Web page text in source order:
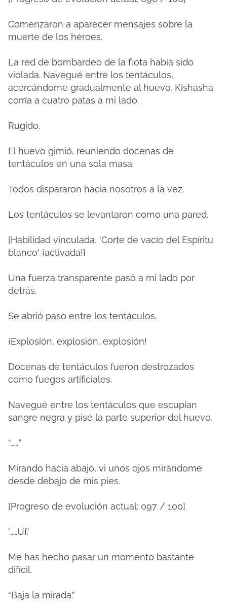
Comenzaron a aparecer mensajes sobre la
muerte de los héroes.
La red de bombardeo de la flota había sido
violada. Navegué entre los tentáculos,
acercándome gradualmente al huevo. Kishasha
corría a cuatro patas a mi lado.
Rugido.
El huevo gimió, reuniendo docenas de
tentáculos en una sola masa.
Todos dispararon hacia nosotros a la vez.
Los tentáculos se levantaron como una pared.
[Habilidad vinculada, 'Corte de vacío del Espíritu
blanco' ¡activada!]
Una fuerza transparente pasó a mi lado por
detrás.
Se abrió paso entre los tentáculos.
¡Explosión, explosión, explosión!
Docenas de tentáculos fueron destrozados
como fuegos artificiales.
Navegué entre los tentáculos que escupían
sangre negra y pisé la parte superior del huevo.
“…….”
Mirando hacia abajo, vi unos ojos mirándome
desde debajo de mis pies.
[Progreso de evolución actual: 097 / 100]
'……Uf.'
Me has hecho pasar un momento bastante
difícil.
“Baja la mirada.”